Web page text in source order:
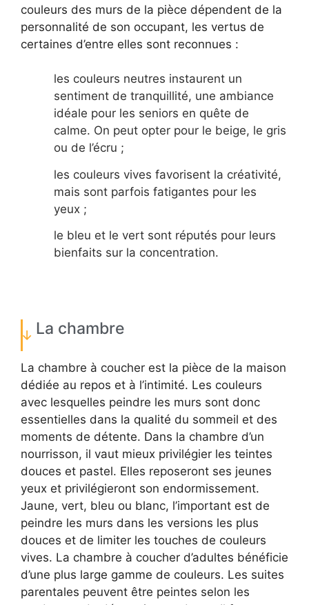
couleurs des murs de la pièce dépendent de la
personnalité de son occupant, les vertus de
certaines d’entre elles sont reconnues :
les couleurs neutres instaurent un
sentiment de tranquillité, une ambiance
idéale pour les seniors en quête de
calme. On peut opter pour le beige, le gris
ou de l’écru ;
les couleurs vives favorisent la créativité,
mais sont parfois fatigantes pour les
yeux ;
le bleu et le vert sont réputés pour leurs
bienfaits sur la concentration.
La chambre
La chambre à coucher est la pièce de la maison
dédiée au repos et à l’intimité. Les couleurs
avec lesquelles peindre les murs sont donc
essentielles dans la qualité du sommeil et des
moments de détente. Dans la chambre d’un
nourrisson, il vaut mieux privilégier les teintes
douces et pastel. Elles reposeront ses jeunes
yeux et privilégieront son endormissement.
Jaune, vert, bleu ou blanc, l’important est de
peindre les murs dans les versions les plus
douces et de limiter les touches de couleurs
vives. La chambre à coucher d’adultes bénéficie
d’une plus large gamme de couleurs. Les suites
parentales peuvent être peintes selon les